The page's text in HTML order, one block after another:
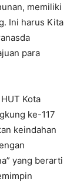
memiliki
Ini harus Kita
para
Kota
ke-117
keindahan
yang berarti